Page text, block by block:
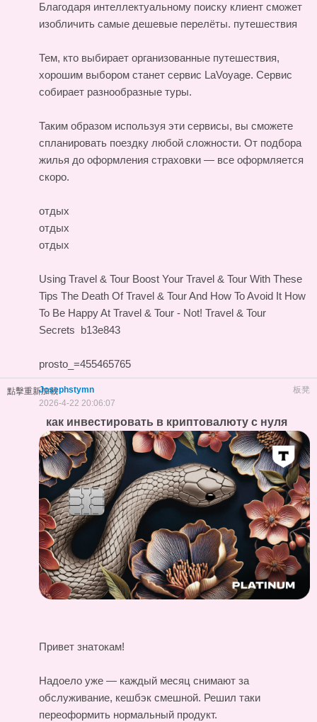
Благодаря интеллектуальному поиску клиент сможет
изобличить самые дешевые перелёты. путешествия
Тем, кто выбирает организованные путешествия,
хорошим выбором станет сервис LaVoyage. Сервис
собирает разнообразные туры.
Таким образом используя эти сервисы, вы сможете
спланировать поездку любой сложности. От подбора
жилья до оформления страховки — все оформляется
скоро.
отдых
отдых
отдых
Using Travel & Tour Boost Your Travel & Tour With These
Tips The Death Of Travel & Tour And How To Avoid It How
To Be Happy At Travel & Tour - Not! Travel & Tour
Secrets b13e843
prosto_=455465765
點擊重新加載 板凳
Josephstymn
2026-4-22 20:06:07
как инвестировать в криптовалюту с нуля
Привет знатокам!
Надоело уже — каждый месяц снимают за
обслуживание, кешбэк смешной. Решил таки
переоформить нормальный продукт.